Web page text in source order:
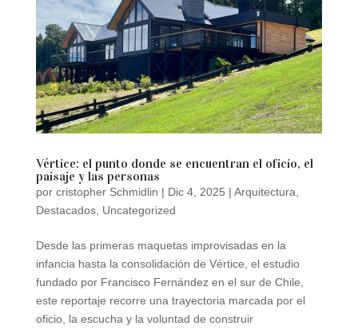
Vértice: el punto donde se encuentran el oficio, el
paisaje y las personas
por cristopher Schmidlin | Dic 4, 2025 | Arquitectura,
Destacados, Uncategorized
Desde las primeras maquetas improvisadas en la
infancia hasta la consolidación de Vértice, el estudio
fundado por Francisco Fernández en el sur de Chile,
este reportaje recorre una trayectoria marcada por el
oficio, la escucha y la voluntad de construir